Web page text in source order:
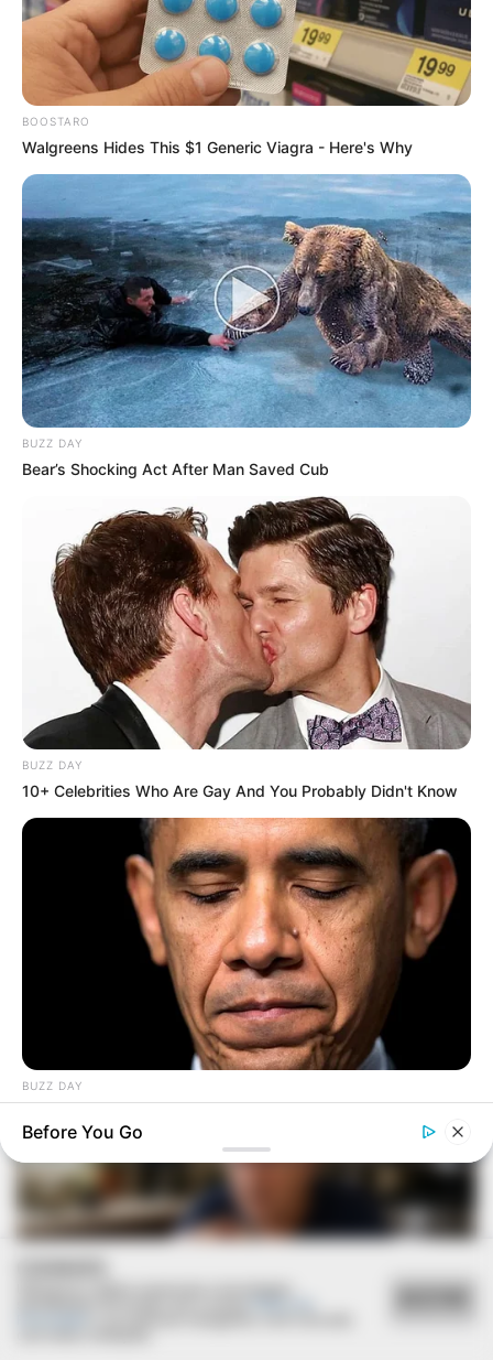
BOOSTARO
Walgreens Hides This $1 Generic Viagra - Here's Why
BUZZ DAY
Bear’s Shocking Act After Man Saved Cub
BUZZ DAY
10+ Celebrities Who Are Gay And You Probably Didn't Know
BUZZ DAY
Before You Go